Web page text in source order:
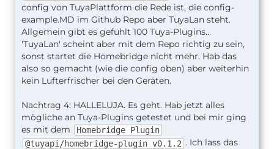
config von TuyaPlattform die Rede ist, die config-
example.MD im Github Repo aber TuyaLan steht.
Allgemein gibt es gefühlt 100 Tuya-Plugins...
'TuyaLan' scheint aber mit dem Repo richtig zu sein,
sonst startet die Homebridge nicht mehr. Hab das
also so gemacht (wie die config oben) aber weiterhin
kein Lufterfrischer bei den Geräten.
Nachtrag 4: HALLELUJA. Es geht. Hab jetzt alles
mögliche an Tuya-Plugins getestet und bei mir ging
es mit dem
Homebridge Plugin
@tuyapi/homebridge-plugin v0.1.2 . Ich lass das